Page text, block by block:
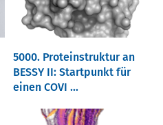
5000. Proteinstruktur an
BESSY II: Startpunkt für
einen COVI ...